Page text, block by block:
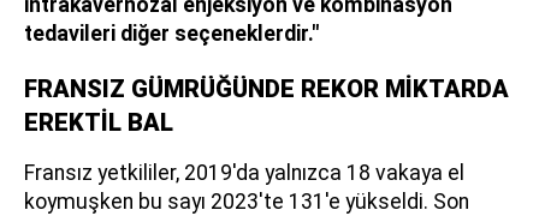
tedavileri diğer seçeneklerdir."
FRANSIZ GÜMRÜĞÜNDE REKOR MİKTARDA
EREKTİL BAL
Fransız yetkililer, 2019'da yalnızca 18 vakaya el
koymuşken bu sayı 2023'te 131'e yükseldi. Son